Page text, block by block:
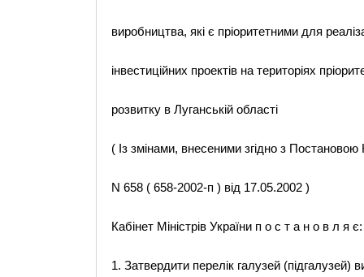
виробництва, які є пріоритетними для
інвестиційних проектів на територіях
розвитку в Луганській області
( Із змінами, внесеними згідно з
N 658 ( 658-2002-п ) від 17.05.2002 )
Кабінет Міністрів України п о с т а н о в л я є:
1. Затвердити перелік галузей (підгалузей)